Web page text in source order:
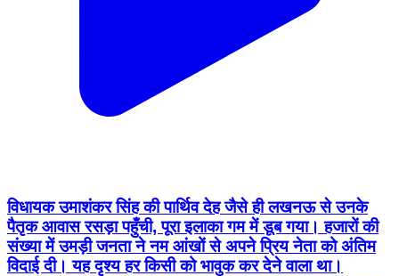
विधायक उमाशंकर सिंह की पार्थिव देह जैसे ही लखनऊ से उनके
पैतृक आवास रसड़ा पहुँची, पूरा इलाका गम में डूब गया। हजारों की
संख्या में उमड़ी जनता ने नम आंखों से अपने प्रिय नेता को अंतिम
विदाई दी। यह दृश्य हर किसी को भावुक कर देने वाला था।